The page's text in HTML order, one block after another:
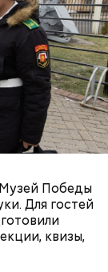
Победы
Для гостей
квизы,
лужа»:
и
всех: чем